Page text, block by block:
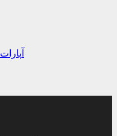
آپارات